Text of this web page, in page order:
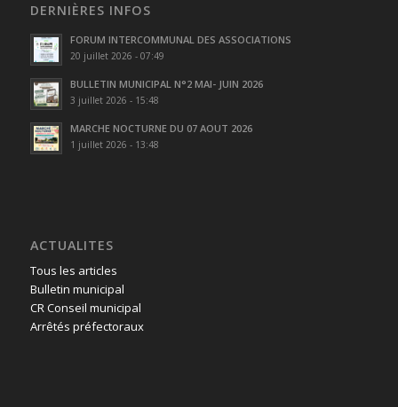
DERNIÈRES INFOS
FORUM INTERCOMMUNAL DES ASSOCIATIONS
20 juillet 2026 - 07:49
BULLETIN MUNICIPAL N°2 MAI- JUIN 2026
3 juillet 2026 - 15:48
MARCHE NOCTURNE DU 07 AOUT 2026
1 juillet 2026 - 13:48
ACTUALITES
Tous les articles
Bulletin municipal
CR Conseil municipal
Arrêtés préfectoraux